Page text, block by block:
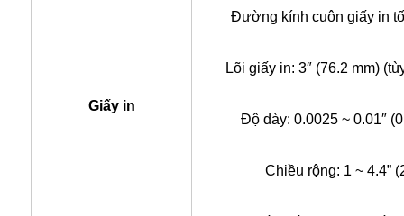
Giấy in
Đường kính cuộn giấy in
Lõi giấy in: 3″ (76.2 mm)
Độ dày: 0.0025 ~ 0.01″
Chiều rộng: 1 ~ 4.4”